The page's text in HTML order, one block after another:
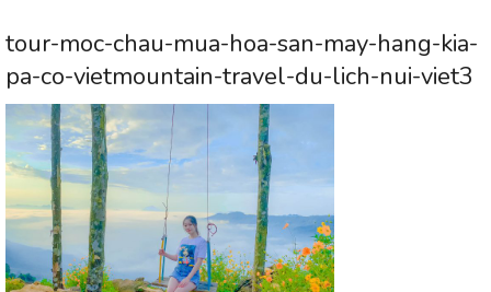
tour-moc-chau-mua-hoa-san-may-hang-kia-
pa-co-vietmountain-travel-du-lich-nui-viet3